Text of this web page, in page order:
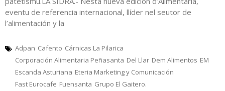
eventu de referencia internacional, llíder nel seutor de
l’alimentación y la
Adpan Cafento Cárnicas La Pilarica
Corporación Alimentaria Peñasanta Del Llar Dem Alimentos EM
Escanda Asturiana Eteria Marketing y Comunicación
Fast Eurocafe Fuensanta Grupo El Gaitero.